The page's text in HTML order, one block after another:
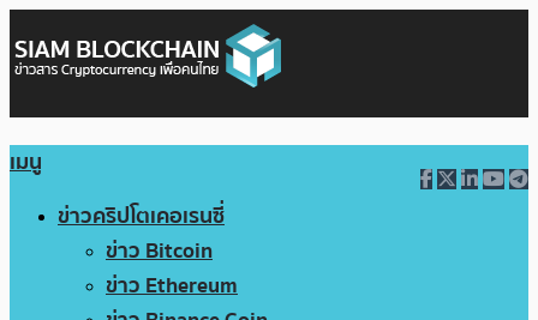
เมนู
ข่าวคริปโตเคอเรนซี่
ข่าว Bitcoin
ข่าว Ethereum